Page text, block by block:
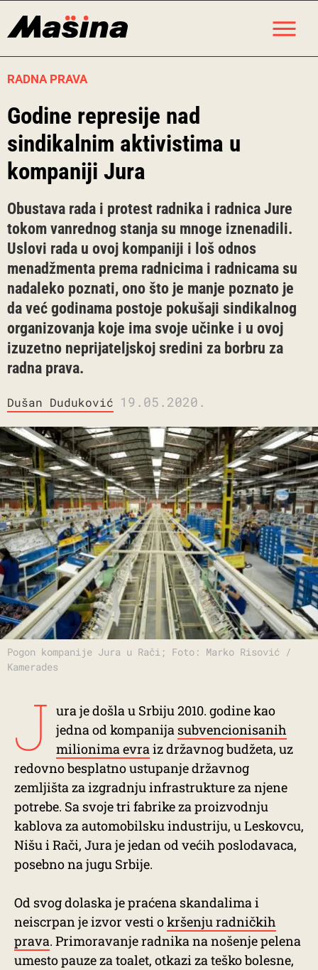
RADNA PRAVA
Godine represije nad
sindikalnim aktivistima u
kompaniji Jura
Obustava rada i protest radnika i radnica Jure
tokom vanrednog stanja su mnoge iznenadili.
Uslovi rada u ovoj kompaniji i loš odnos
menadžmenta prema radnicima i radnicama su
nadaleko poznati, ono što je manje poznato je
da već godinama postoje pokušaji sindikalnog
organizovanja koje ima svoje učinke i u ovoj
izuzetno neprijateljskoj sredini za borbru za
radna prava.
Dušan Duduković 19.05.2020.
Pogon kompanije Jura u Rači; Foto: Marko Risović /
Kamerades
J ura je došla u Srbiju 2010. godine kao
jedna od kompanija subvencionisanih
milionima evra iz državnog budžeta, uz
redovno besplatno ustupanje državnog
zemljišta za izgradnju infrastrukture za njene
potrebe. Sa svoje tri fabrike za proizvodnju
kablova za automobilsku industriju, u Leskovcu,
Nišu i Rači, Jura je jedan od većih poslodavaca,
posebno na jugu Srbije.
Od svog dolaska je praćena skandalima i
neiscrpan je izvor vesti okršenju radničkih
prava. Primoravanje radnika na nošenje pelena
umesto pauze za toalet, otkazi za teško bolesne,